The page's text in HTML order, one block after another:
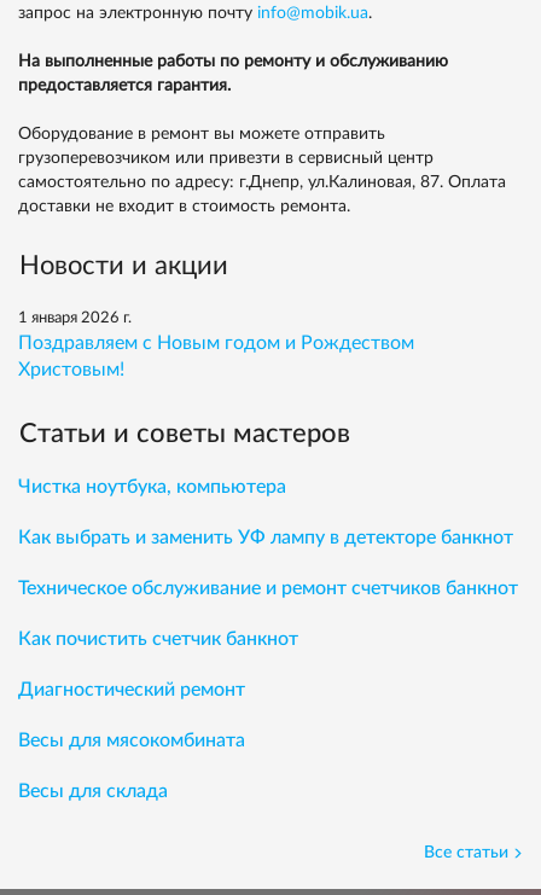
запрос на электронную почту info@mobik.ua.
На выполненные работы по ремонту и обслуживанию
предоставляется гарантия.
Оборудование в ремонт вы можете отправить
грузоперевозчиком или привезти в сервисный центр
самостоятельно по адресу: г.Днепр, ул.Калиновая, 87. Оплата
доставки не входит в стоимость ремонта.
Новости и акции
1 января 2026 г.
Поздравляем с Новым годом и Рождеством
Христовым!
Статьи и советы мастеров
Чистка ноутбука, компьютера
Как выбрать и заменить УФ лампу в детекторе банкнот
Техническое обслуживание и ремонт счетчиков банкнот
Как почистить счетчик банкнот
Диагностический ремонт
Весы для мясокомбината
Весы для склада
Все статьи